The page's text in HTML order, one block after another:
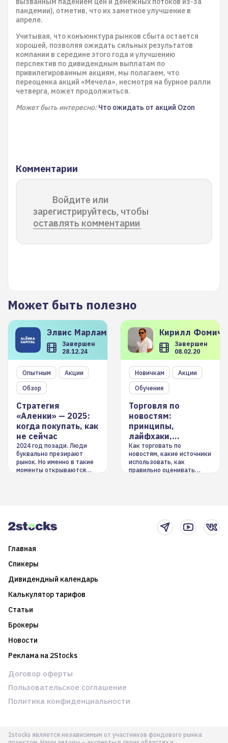
пандемии), отметив, что их заметное улучшение в
апреле.
Учитывая, что конъюнктура рынков сбыта остается
хорошей, позволяя ожидать сильных результатов
компании в середине этого года и улучшению
перспектив по дивидендным выплатам по
привилегированным акциям, мы полагаем, что
переоценка акций «Мечела», несмотря на бурное ралли
четверга, может продолжиться.
Может быть интересно: Что ожидать от акций Ozon
Комментарии
Войдите или
зарегистрируйтесь, чтобы
оставлять комментарии
Может быть полезно
Элвис Марламов
Завершен
28.12.24
Опытным
Акции
Обзор
Стратегия
«Аленки» — 2025:
когда покупать, как
не сейчас
2024 год позади. Люди
буквально презирают
рынок. Но именно в такие
моменты открываются
Кирилл
Завершен
08.02.20
Новичкам
Акции
Обучение
Торговля по
новостям:
принципы,
лайфхаки,
инструменты
Как торговать по
новостям, какие источники
использовать, как
правильно оценивать
Главная
Спикеры
Дивидендный календарь
Калькулятор тарифов
Статьи
Брокеры
Новости
Реклама на 2Stocks
2stocks является независимым от участников фондового рынка
Договор оферты
Пользовательское соглашение
Политика конфиденциальности